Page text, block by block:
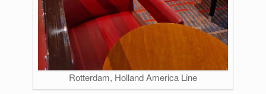
Rotterdam, Holland America Line